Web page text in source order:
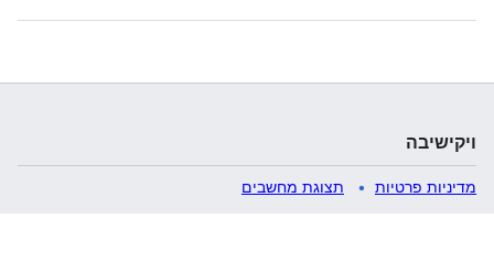
ויקישיבה
מדיניות פרטיות תצוגת מחשבים